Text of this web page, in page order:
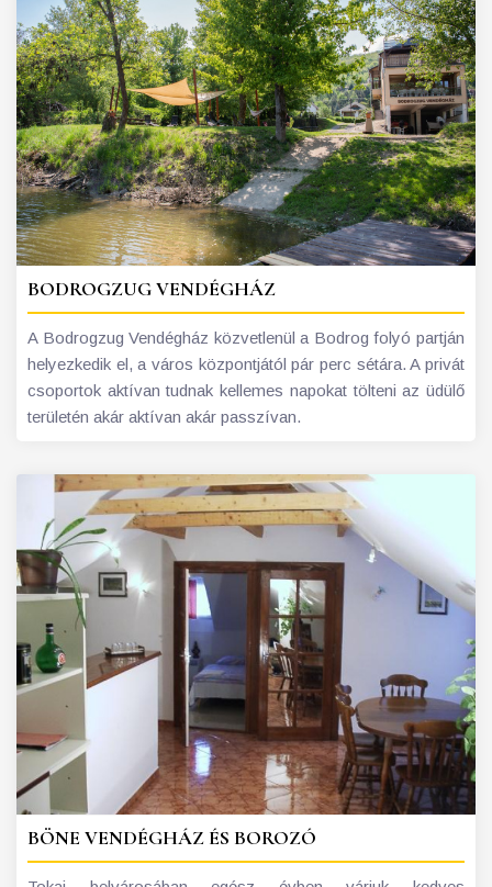
BODROGZUG VENDÉGHÁZ
A Bodrogzug Vendégház közvetlenül a Bodrog folyó partján
helyezkedik el, a város központjától pár perc sétára. A privát
csoportok aktívan tudnak kellemes napokat tölteni az üdülő
területén akár aktívan akár passzívan.
BÖNE VENDÉGHÁZ ÉS BOROZÓ